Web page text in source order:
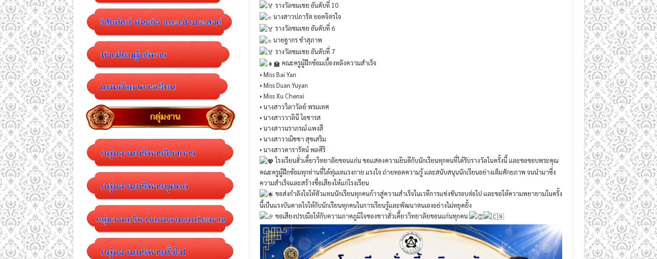
รางวัลชมเชย อันดับที่ 10
นางสาวปภารัต ยอดจิตรใจ
รางวัลชมเชย อันดับที่ 6
นายฐากร ขำสุภาพ
รางวัลชมเชย อันดับที่ 7
คณะครูผู้ฝึกซ้อมเบื้องหลังความสำเร็จ
• Miss Bai Yan
• Miss Duan Yuyan
• Miss Xu Chenxi
• นางสาววิลาวัลย์ พรมเทศ
• นางสาววาลินี โอชารส
• นางสาวนราภรณ์ แพงสี
• นางสาววณิชชา สุขเสริม
• นางสาวดารารัตน์ พลศิริ
โรงเรียนฮั่วเคี้ยววิทยาลัยขอนแก่น ขอแสดงความยินดีกับนักเรียนทุกคนที่ได้รับรางวัลในครั้งนี้ และขอขอบพระคุณ
คณะครูผู้ฝึกซ้อมทุกท่านที่ได้ทุ่มเทแรงกาย แรงใจ ถ่ายทอดความรู้ และสนับสนุนนักเรียนอย่างเต็มศักยภาพ จนนำมาซึ่ง
ความสำเร็จและสร้างชื่อเสียงให้แก่โรงเรียน
ขอส่งกำลังใจให้ตัวแทนนักเรียนทุกคนก้าวสู่ความสำเร็จในเวทีการแข่งขันรอบต่อไป และขอให้ความพยายามในครั้ง
นี้เป็นแรงบันดาลใจให้กับนักเรียนทุกคนในการเรียนรู้และพัฒนาตนเองอย่างไม่หยุดยั้ง
ขอเสียงปรบมือให้กับความภาคภูมิใจของชาวฮั่วเคี้ยววิทยาลัยขอนแก่นทุกคน